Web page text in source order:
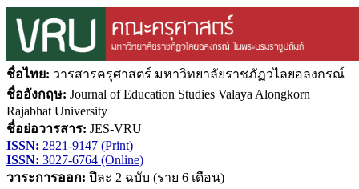
ชื่อไทย: วารสารครุศาสตร์ มหาวิทยาลัยราชภัฏวไลยอลงกรณ์
ชื่ออังกฤษ: Journal of Education Studies Valaya Alongkorn
Rajabhat University
ชื่อย่อวารสาร: JES-VRU
ISSN: 2821-9147 (Print)
ISSN: 3027-6764 (Online)
วาระการออก: ปีละ 2 ฉบับ (ราย 6 เดือน)